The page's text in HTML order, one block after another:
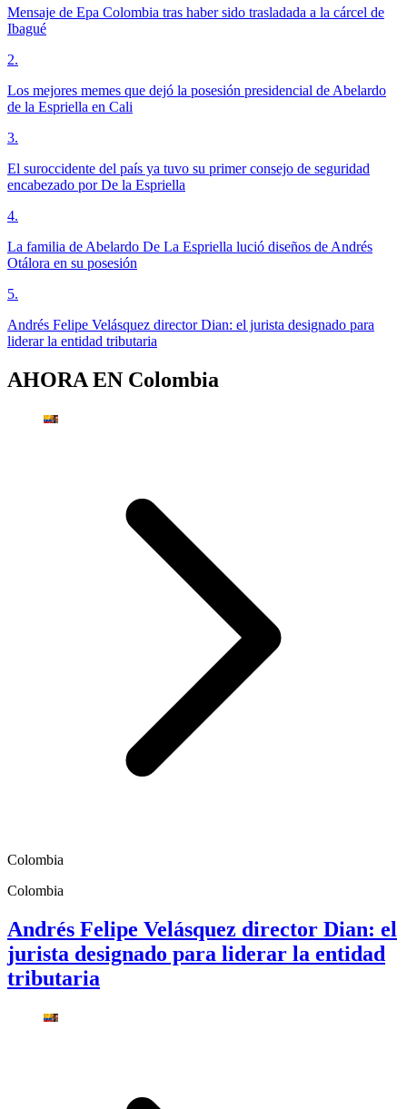
Mensaje de Epa Colombia tras haber sido trasladada a la cárcel de
Ibagué
2.
Los mejores memes que dejó la posesión presidencial de Abelardo
de la Espriella en Cali
3.
El suroccidente del país ya tuvo su primer consejo de seguridad
encabezado por De la Espriella
4.
La familia de Abelardo De La Espriella lució diseños de Andrés
Otálora en su posesión
5.
Andrés Felipe Velásquez director Dian: el jurista designado para
liderar la entidad tributaria
AHORA EN Colombia
Colombia
Colombia
Andrés Felipe Velásquez director Dian: el
jurista designado para liderar la entidad
tributaria